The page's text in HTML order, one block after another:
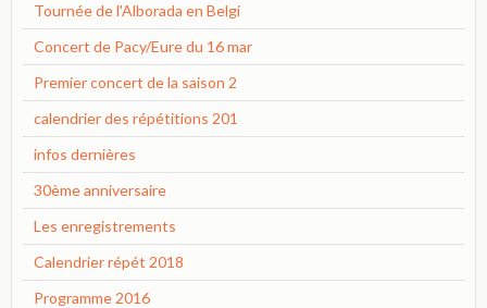
Tournée de l'Alborada en Belgi
Concert de Pacy/Eure du 16 mar
Premier concert de la saison 2
calendrier des répétitions 201
infos dernières
30ème anniversaire
Les enregistrements
Calendrier répét 2018
Programme 2016